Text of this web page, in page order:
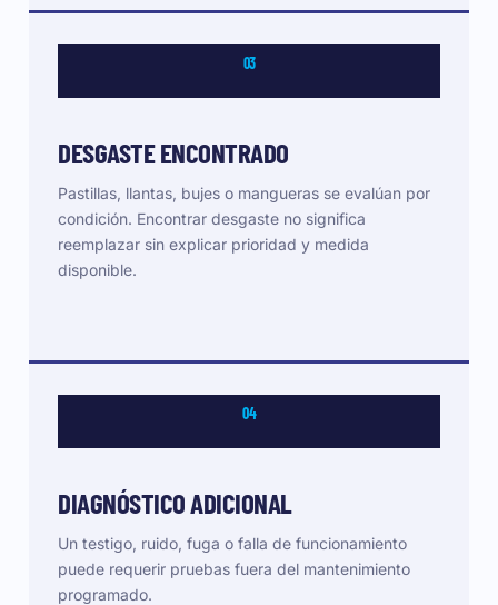
03
DESGASTE ENCONTRADO
Pastillas, llantas, bujes o mangueras se evalúan por
condición. Encontrar desgaste no significa
reemplazar sin explicar prioridad y medida
disponible.
04
DIAGNÓSTICO ADICIONAL
Un testigo, ruido, fuga o falla de funcionamiento
puede requerir pruebas fuera del mantenimiento
programado.